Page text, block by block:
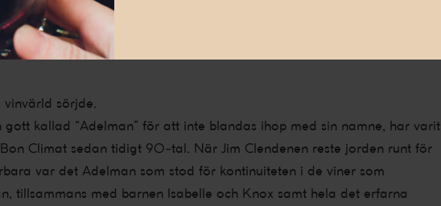
sig själva vilket resulterar i komplexa viner som blir unika för varje
sörjde.
gott kallad “Adelman” för att inte blandas ihop med sin namne, har varit
Climat sedan tidigt 90-tal. När Jim Clendenen reste jorden runt för
var det Adelman som stod för kontinuiteten i de viner som
tillsammans med barnen Isabelle och Knox samt hela det erfarna